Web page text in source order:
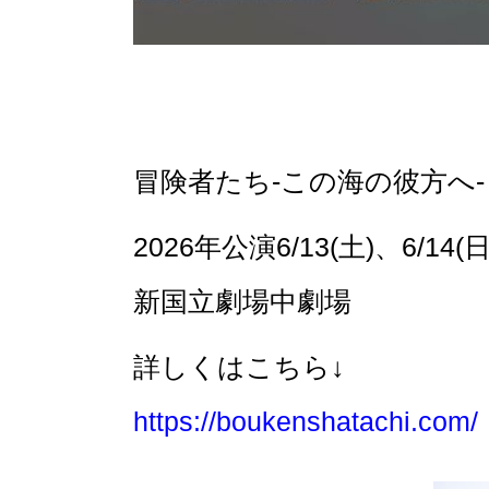
冒険者たち-この海の彼方へ-
2026年公演6/13(土)、6/14(
新国立劇場中劇場
詳しくはこちら↓
https://boukenshatachi.com/